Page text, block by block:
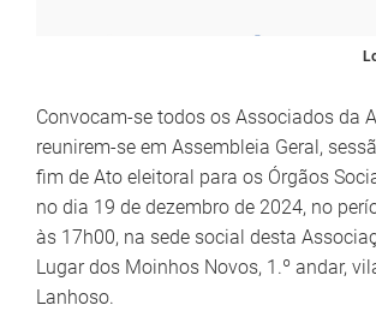
Convocam-se todos os Associados da
reunirem-se em Assembleia Geral,
fim de Ato eleitoral para os Órgãos
no dia 19 de dezembro de 2024, no
às 17h00, na sede social desta
Lugar dos Moinhos Novos, 1.º andar,
Lanhoso.